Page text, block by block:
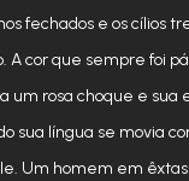
fechados e os cílios
A cor que sempre foi
um rosa choque e sua
sua língua se movia
Um homem em